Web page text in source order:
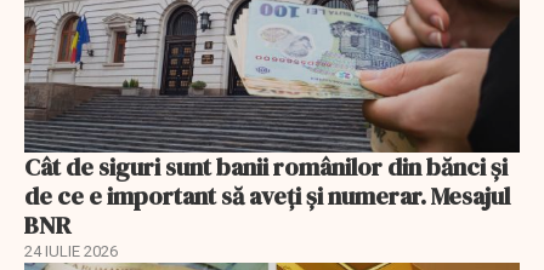
Cât de siguri sunt banii românilor din bănci şi
de ce e important să aveţi şi numerar. Mesajul
BNR
24 IULIE 2026